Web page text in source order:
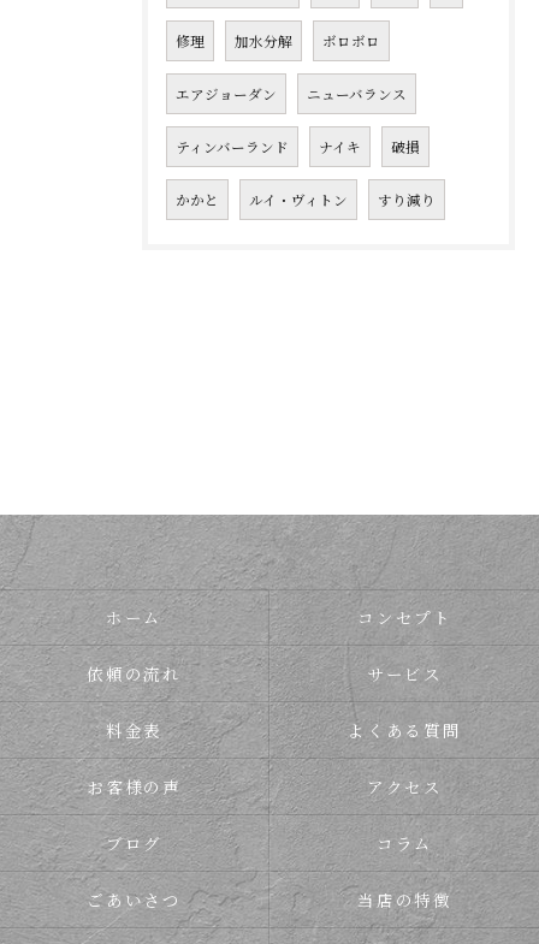
修理 加水分解 ボロボロ
エアジョーダン ニューバランス
ティンバーランド ナイキ 破損
かかと ルイ・ヴィトン すり減り
ホーム コンセプト
依頼の流れ サービス
料金表 よくある質問
お客様の声 アクセス
ブログ コラム
ごあいさつ 当店の特徴